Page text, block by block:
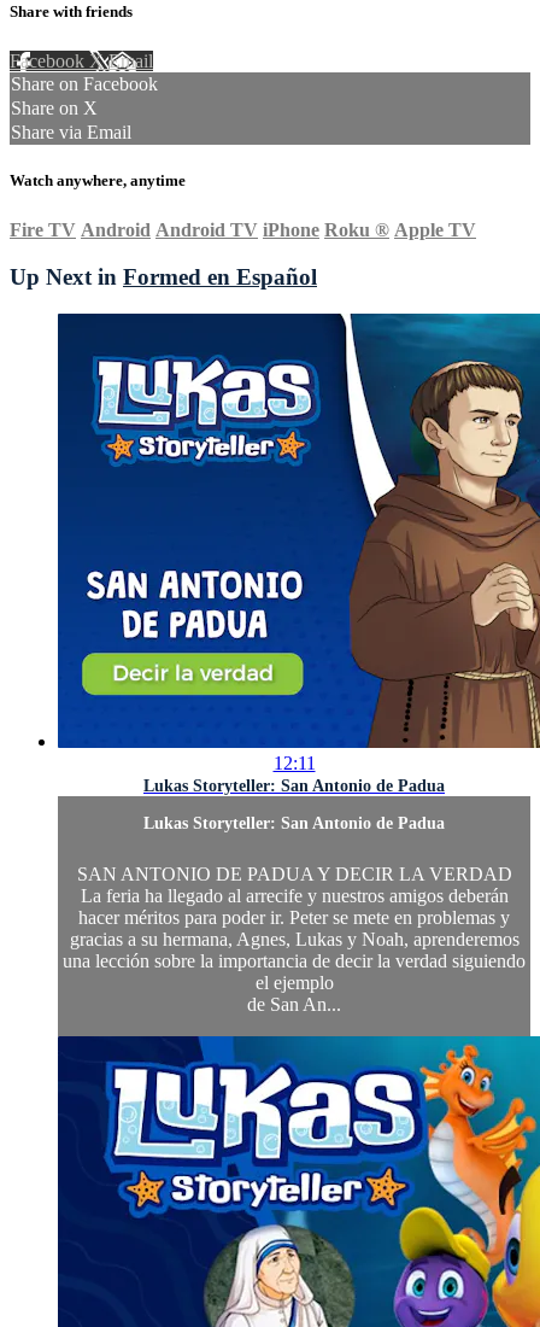
Share with friends
Facebook XEmail
Share on Facebook
Share on X
Share via Email
Watch anywhere, anytime
Fire TV Android Android TV iPhone Roku ® Apple TV
Up Next in Formed en Español
12:11
Lukas Storyteller: San Antonio de Padua
Lukas Storyteller: San Antonio de Padua
SAN ANTONIO DE PADUA Y DECIR LA VERDAD
La feria ha llegado al arrecife y nuestros amigos deberán
hacer méritos para poder ir. Peter se mete en problemas y
gracias a su hermana, Agnes, Lukas y Noah, aprenderemos
una lección sobre la importancia de decir la verdad siguiendo
el ejemplo
de San An...